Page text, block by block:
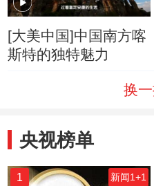
[大美中国]中国南方喀
斯特的独特魅力
换
央视榜单
1 新闻1+1